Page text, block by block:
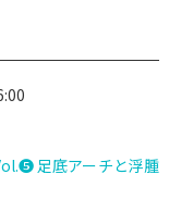
足底アーチと浮腫